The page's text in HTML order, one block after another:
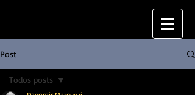
Post
Todos posts